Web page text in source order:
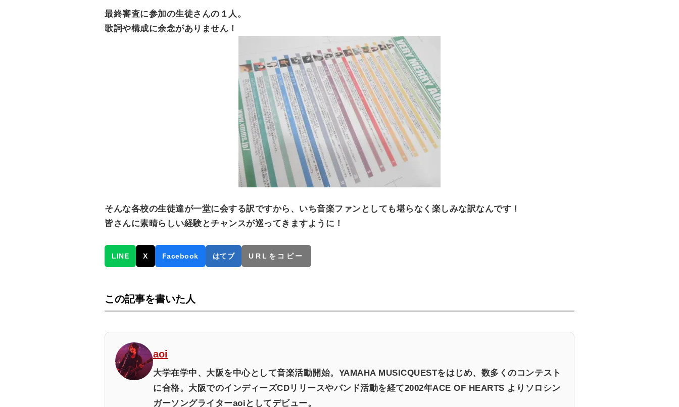
最終審査に参加の生徒さんの１人。
歌詞や構成に余念がありません！
そんな各校の生徒達が一堂に会する訳ですから、いち音楽ファンとしても堪らなく楽しみな訳なんです！
皆さんに素晴らしい経験とチャンスが巡ってきますように！
LINE X Facebook はてブ URLをコピー
この記事を書いた人
aoi
大学在学中、大阪を中心として音楽活動開始。YAMAHA MUSICQUESTをはじめ、数多くのコンテスト
に合格。大阪でのインディーズCDリリースやバンド活動を経て2002年ACE OF HEARTS よりソロシン
ガーソングライターaoiとしてデビュー。